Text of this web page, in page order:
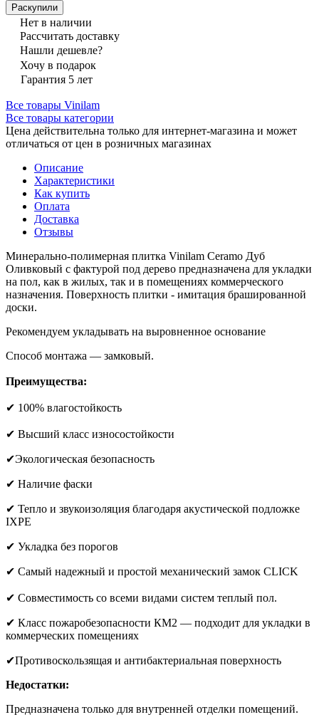
Раскупили
Нет в наличии
Рассчитать доставку
Нашли дешевле?
Хочу в подарок
Гарантия 5 лет
Все товары Vinilam
Все товары категории
Цена действительна только для интернет-магазина и может
отличаться от цен в розничных магазинах
Описание
Характеристики
Как купить
Оплата
Доставка
Отзывы
Минерально-полимерная плитка Vinilam Ceramo Дуб
Оливковый с фактурой под дерево предназначена для укладки
на пол, как в жилых, так и в помещениях коммерческого
назначения. Поверхность плитки - имитация брашированной
доски.
Рекомендуем укладывать на выровненное основание
Способ монтажа — замковый.
Преимущества:
✔ 100% влагостойкость
✔ Высший класс износостойкости
✔Экологическая безопасность
✔ Наличие фаски
✔ Тепло и звукоизоляция благодаря акустической подложке
IXPE
✔ Укладка без порогов
✔ Самый надежный и простой механический замок CLICK
✔ Совместимость со всеми видами систем теплый пол.
✔ Класс пожаробезопасности КМ2 — подходит для укладки в
коммерческих помещениях
✔Противоскользящая и антибактериальная поверхность
Недостатки:
Предназначена только для внутренней отделки помещений.